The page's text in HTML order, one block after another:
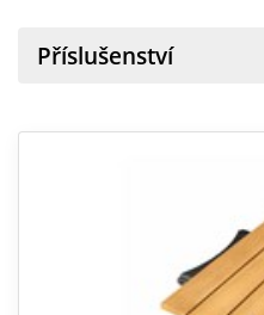
Příslušenství